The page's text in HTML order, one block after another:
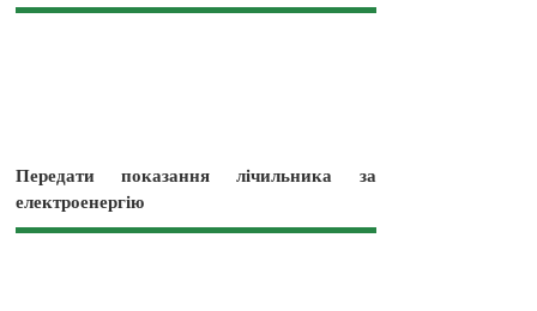
Передати показання лічильника за
електроенергію